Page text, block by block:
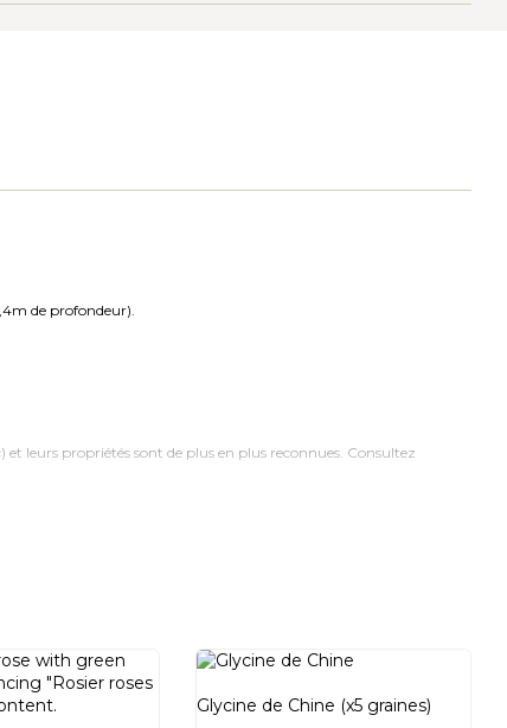
de profondeur).
et leurs propriétés sont de plus en plus reconnues. Consultez
alors être immergés sous l’eau pour les protéger. Dans ce
Glycine de Chine (x5 graines)